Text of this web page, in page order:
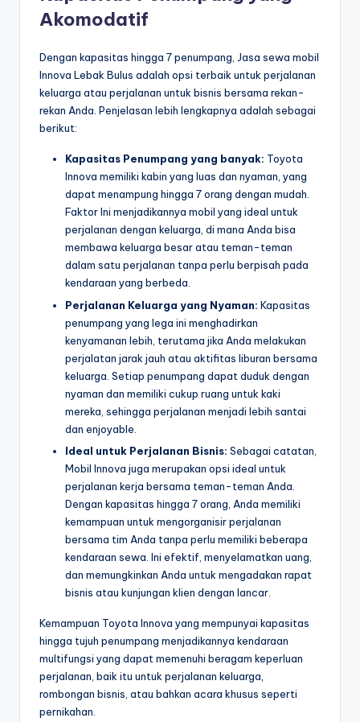
Akomodatif
Dengan kapasitas hingga 7 penumpang, Jasa sewa mobil
Innova Lebak Bulus adalah opsi terbaik untuk perjalanan
keluarga atau perjalanan untuk bisnis bersama rekan-
rekan Anda. Penjelasan lebih lengkapnya adalah sebagai
berikut:
Kapasitas Penumpang yang banyak: Toyota
Innova memiliki kabin yang luas dan nyaman, yang
dapat menampung hingga 7 orang dengan mudah.
Faktor Ini menjadikannya mobil yang ideal untuk
perjalanan dengan keluarga, di mana Anda bisa
membawa keluarga besar atau teman-teman
dalam satu perjalanan tanpa perlu berpisah pada
kendaraan yang berbeda.
Perjalanan Keluarga yang Nyaman: Kapasitas
penumpang yang lega ini menghadirkan
kenyamanan lebih, terutama jika Anda melakukan
perjalatan jarak jauh atau aktifitas liburan bersama
keluarga. Setiap penumpang dapat duduk dengan
nyaman dan memiliki cukup ruang untuk kaki
mereka, sehingga perjalanan menjadi lebih santai
dan enjoyable.
Ideal untuk Perjalanan Bisnis: Sebagai catatan,
Mobil Innova juga merupakan opsi ideal untuk
perjalanan kerja bersama teman-teman Anda.
Dengan kapasitas hingga 7 orang, Anda memiliki
kemampuan untuk mengorganisir perjalanan
bersama tim Anda tanpa perlu memiliki beberapa
kendaraan sewa. Ini efektif, menyelamatkan uang,
dan memungkinkan Anda untuk mengadakan rapat
bisnis atau kunjungan klien dengan lancar.
Kemampuan Toyota Innova yang mempunyai kapasitas
hingga tujuh penumpang menjadikannya kendaraan
multifungsi yang dapat memenuhi beragam keperluan
perjalanan, baik itu untuk perjalanan keluarga,
rombongan bisnis, atau bahkan acara khusus seperti
pernikahan.